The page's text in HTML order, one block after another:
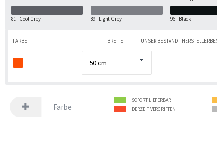
81 - Cool Grey 89 - Light Grey 96 - Black
FARBE BREITE UNSER BESTAND |
Farbe
SOFORT LIEFERBAR
DERZEIT VERGRIFFEN